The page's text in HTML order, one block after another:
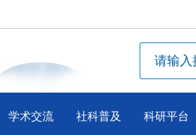
学术交流 社科普及 科研平台